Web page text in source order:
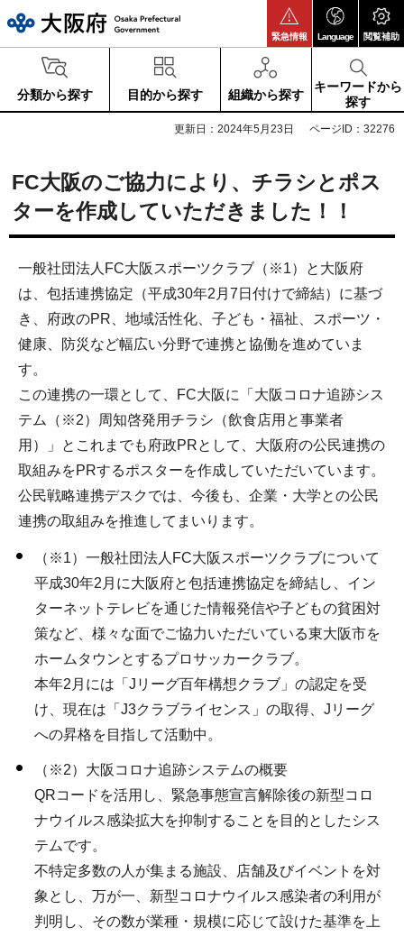
緊急情報 Language 閲覧補助
分類から探す 目的から探す 組織から探す
キーワードから
探す
更新日：2024年5月23日 ページID：32276
FC大阪のご協力により、チラシとポス
ターを作成していただきました！！
一般社団法人FC大阪スポーツクラブ（※1）と大阪府
は、包括連携協定（平成30年2月7日付けで締結）に基づ
き、府政のPR、地域活性化、子ども・福祉、スポーツ・
健康、防災など幅広い分野で連携と協働を進めていま
す。
この連携の一環として、FC大阪に「大阪コロナ追跡シス
テム（※2）周知啓発用チラシ（飲食店用と事業者
用）」とこれまでも府政PRとして、大阪府の公民連携の
取組みをPRするポスターを作成していただいています。
公民戦略連携デスクでは、今後も、企業・大学との公民
連携の取組みを推進してまいります。
（※1）一般社団法人FC大阪スポーツクラブについて
平成30年2月に大阪府と包括連携協定を締結し、イン
ターネットテレビを通じた情報発信や子どもの貧困対
策など、様々な面でご協力いただいている東大阪市を
ホームタウンとするプロサッカークラブ。
本年2月には「Jリーグ百年構想クラブ」の認定を受
け、現在は「J3クラブライセンス」の取得、Jリーグ
への昇格を目指して活動中。
（※2）大阪コロナ追跡システムの概要
QRコードを活用し、緊急事態宣言解除後の新型コロ
ナウイルス感染拡大を抑制することを目的としたシス
テムです。
不特定多数の人が集まる施設、店舗及びイベントを対
象とし、万が一、新型コロナウイルス感染者の利用が
判明し、その数が業種・規模に応じて設けた基準を上